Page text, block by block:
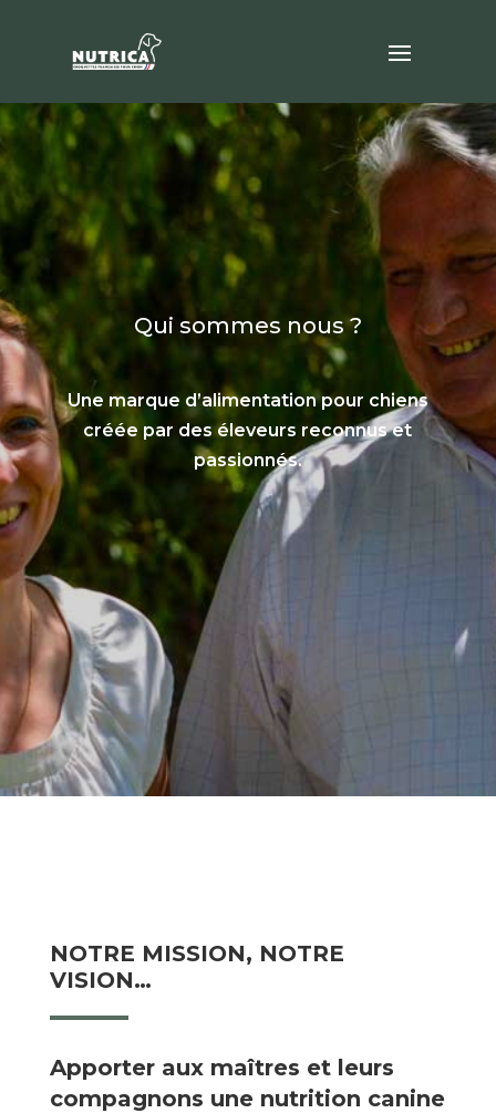
Qui sommes nous ?
Une marque d’alimentation pour chiens
créée par des éleveurs reconnus et
passionnés.
NOTRE MISSION, NOTRE
VISION…
Apporter aux maîtres et leurs
compagnons une nutrition canine